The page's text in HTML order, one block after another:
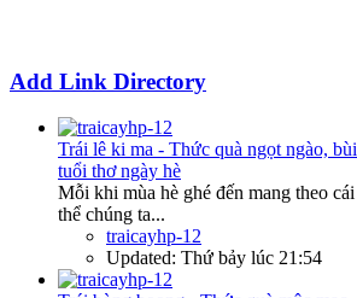
Add Link Directory
Trái lê ki ma - Thức quà ngọt ngào,
tuổi thơ ngày hè
Mỗi khi mùa hè ghé đến mang theo
thể chúng ta...
traicayhp-12
Updated: Thứ bảy lúc 21:54